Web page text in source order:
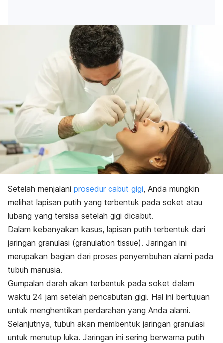
Setelah menjalani prosedur cabut gigi, Anda mungkin
melihat lapisan putih yang terbentuk pada soket atau
lubang yang tersisa setelah gigi dicabut.
Dalam kebanyakan kasus, lapisan putih terbentuk dari
jaringan granulasi (granulation tissue). Jaringan ini
merupakan bagian dari proses penyembuhan alami pada
tubuh manusia.
Gumpalan darah akan terbentuk pada soket dalam
waktu 24 jam setelah pencabutan gigi. Hal ini bertujuan
untuk menghentikan perdarahan yang Anda alami.
Selanjutnya, tubuh akan membentuk jaringan granulasi
untuk menutup luka. Jaringan ini sering berwarna putih